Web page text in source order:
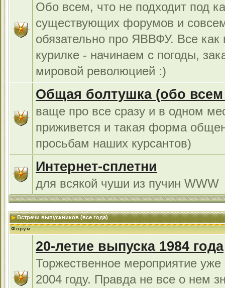
Обо всем, что не подходит под
существующих форумов и
обязательно про ЯВВФУ. Все как
курилке - начинаем с погоды,
мировой революцией :)
Общая болтушка (обо всем
ваще про все сразу и в одном
приживется и такая форма
просьбам наших курсантов)
Интернет-сплетни
для всякой чуши из пучин WWW
Встречи выпускников (все года)
Форум
20-летие выпуска 1984 года
Торжественное мероприятие уже
2004 году. Правда не все о нем